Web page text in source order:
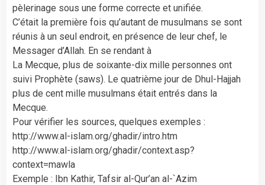
pèlerinage sous une forme correcte et unifiée.
C’était la première fois qu’autant de musulmans se sont
réunis à un seul endroit, en présence de leur chef, le
Messager d’Allah. En se rendant à
La Mecque, plus de soixante-dix mille personnes ont
suivi Prophète (saws). Le quatrième jour de Dhul-Hajjah
plus de cent mille musulmans était entrés dans la
Mecque.
Pour vérifier les sources, quelques exemples :
http://www.al-islam.org/ghadir/intro.htm
http://www.al-islam.org/ghadir/context.asp?
context=mawla
Exemple : Ibn Kathir, Tafsir al-Qur’an al-`Azim